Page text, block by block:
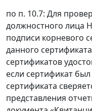
по п. 10.7: Для
должностного лица
подписи корневого
данного
сертификатов
если сертификат
сертификата
представления